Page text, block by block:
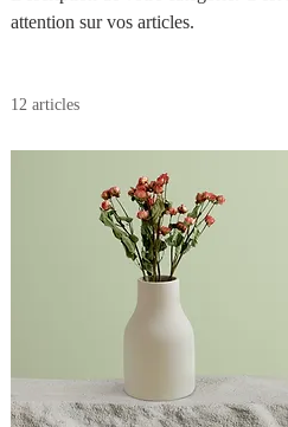
attention sur vos articles.
12 articles